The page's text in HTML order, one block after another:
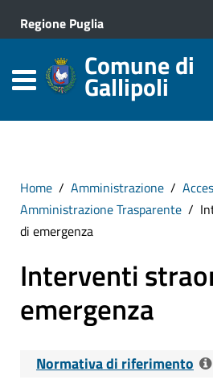
Regione Puglia
Comune di
Gallipoli
Home Amministrazione
Amministrazione Trasparente
di emergenza
Interventi
emergenza
Normativa di riferimento